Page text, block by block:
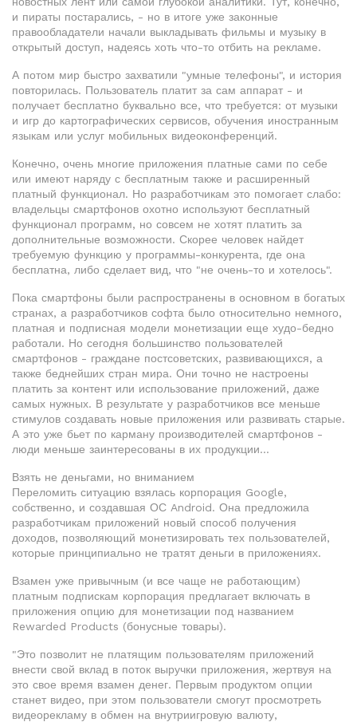
и пираты постарались, - но в итоге уже законные
правообладатели начали выкладывать фильмы и музыку в
открытый доступ, надеясь хоть что-то отбить на рекламе.
А потом мир быстро захватили "умные телефоны", и история
повторилась. Пользователь платит за сам аппарат - и
получает бесплатно буквально все, что требуется: от музыки
и игр до картографических сервисов, обучения иностранным
языкам или услуг мобильных видеоконференций.
Конечно, очень многие приложения платные сами по себе
или имеют наряду с бесплатным также и расширенный
платный функционал. Но разработчикам это помогает слабо:
владельцы смартфонов охотно используют бесплатный
функционал программ, но совсем не хотят платить за
дополнительные возможности. Скорее человек найдет
требуемую функцию у программы-конкурента, где она
бесплатна, либо сделает вид, что "не очень-то и хотелось".
Пока смартфоны были распространены в основном в богатых
странах, а разработчиков софта было относительно немного,
платная и подписная модели монетизации еще худо-бедно
работали. Но сегодня большинство пользователей
смартфонов - граждане постсоветских, развивающихся, а
также беднейших стран мира. Они точно не настроены
платить за контент или использование приложений, даже
самых нужных. В результате у разработчиков все меньше
стимулов создавать новые приложения или развивать старые.
А это уже бьет по карману производителей смартфонов -
люди меньше заинтересованы в их продукции...
Взять не деньгами, но вниманием
Переломить ситуацию взялась корпорация Google,
собственно, и создавшая ОС Android. Она предложила
разработчикам приложений новый способ получения
доходов, позволяющий монетизировать тех пользователей,
которые принципиально не тратят деньги в приложениях.
Взамен уже привычным (и все чаще не работающим)
платным подпискам корпорация предлагает включать в
приложения опцию для монетизации под названием
Rewarded Products (бонусные товары).
"Это позволит не платящим пользователям приложений
внести свой вклад в поток выручки приложения, жертвуя на
это свое время взамен денег. Первым продуктом опции
станет видео, при этом пользователи смогут просмотреть
видеорекламу в обмен на внутриигровую валюту,